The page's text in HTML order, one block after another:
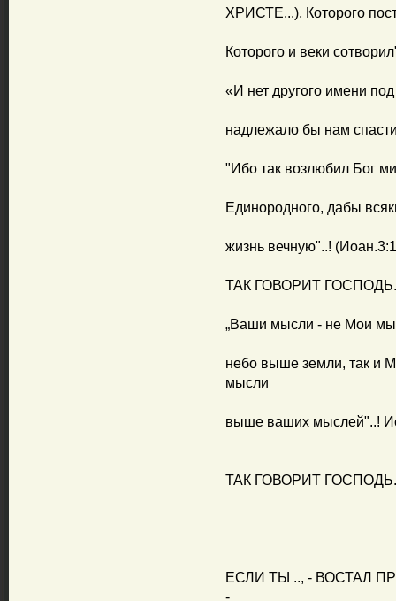
ХРИСТЕ...), Которого
Которого и веки
«И нет другого имени
надлежало бы нам
"Ибо так возлюбил Бог
Единородного, дабы
жизнь вечную"..!
ТАК ГОВОРИТ
„Ваши мысли - не Мои
небо выше земли, так и
мысли
выше ваших мыслей"..!
ТАК ГОВОРИТ
ЕСЛИ ТЫ .., - ВОСТАЛ
-